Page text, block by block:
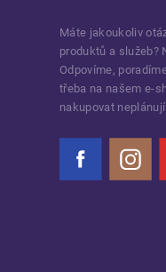
Máte jakoukoliv
produktů a služeb?
Odpovíme,
třeba na našem e-
nakupovat neplánují.
Instagram